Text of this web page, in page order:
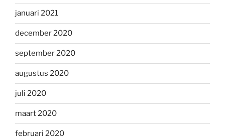
januari 2021
december 2020
september 2020
augustus 2020
juli 2020
maart 2020
februari 2020